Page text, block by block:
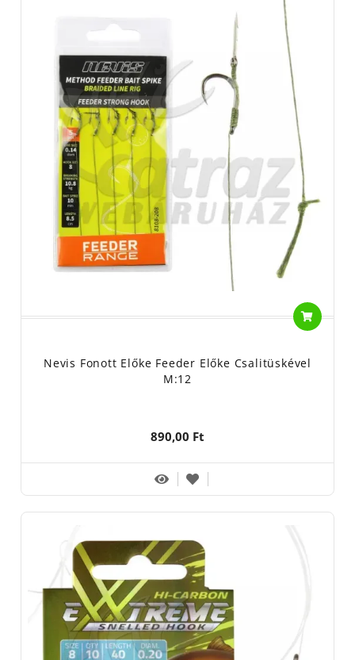
Nevis Fonott Előke Feeder Előke Csalitüskével
M:12
890,00 Ft